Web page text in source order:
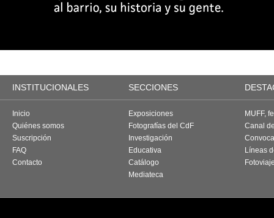
INSTITUCIONALES SECCIONES
Inicio
Quiénes somos
Suscripción
FAQ
Contacto
Exposiciones
Fotografías del CdF
Investigación
Educativa
Catálogo
Mediateca
MUFF,
Canal
Líneas